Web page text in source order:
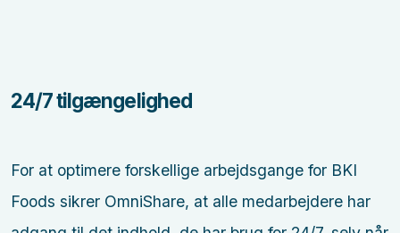
24/7 tilgængelighed
For at optimere forskellige arbejdsgange for BKI
Foods sikrer OmniShare, at alle medarbejdere har